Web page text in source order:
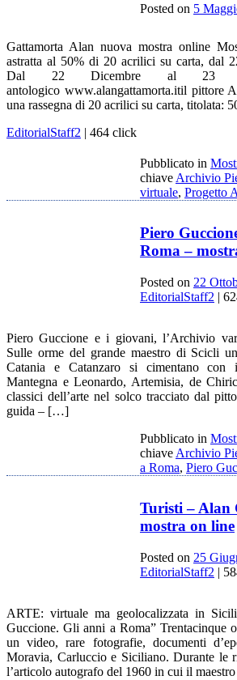
Gattamorta Alan nuova mostra online
astratta al 50% di 20 acrilici su carta, dal
Dal 22 Dicembre al 23
antologico www.alangattamorta.itil pittore
una rassegna di 20 acrilici su carta, titolata:
Posted on 5
EditorialStaff2 | 464 click
Piero Guccione e i giovani, l’Archivio
Sulle orme del grande maestro di Scicli
Catania e Catanzaro si cimentano con
Mantegna e Leonardo, Artemisia, de
classici dell’arte nel solco tracciato dal
guida – […]
Pubblicato in
chiave Archivio
virtuale, Progetto
Piero
Roma –
Posted on 22
EditorialStaff2 |
ARTE: virtuale ma geolocalizzata in
Guccione. Gli anni a Roma” Trentacinque
un video, rare fotografie, documenti
Moravia, Carluccio e Siciliano. Durante le
l’articolo autografo del 1960 in cui il
Pubblicato in
chiave Archivio
a Roma, Piero
Turisti – Alan
mostra on line
Posted on 25
EditorialStaff2 |